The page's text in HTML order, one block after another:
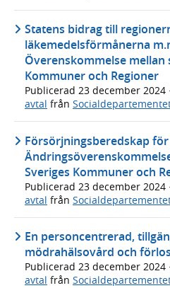
Statens bidrag till
läkemedelsförmånerna
Överenskommelse mellan
Kommuner och Regioner
Publicerad 23 december 2024 ·
avtal från
Försörjningsberedskap för
Sveriges Kommuner och
Publicerad 23 december 2024 ·
avtal från
En personcentrerad,
mödrahälsovård och
Publicerad 23 december 2024 ·
avtal från